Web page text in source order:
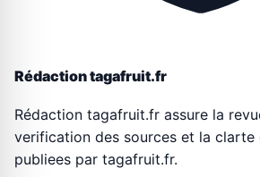
Rédaction tagafruit.fr
Rédaction tagafruit.fr assure la
verification des sources et la clarte
publiees par tagafruit.fr.